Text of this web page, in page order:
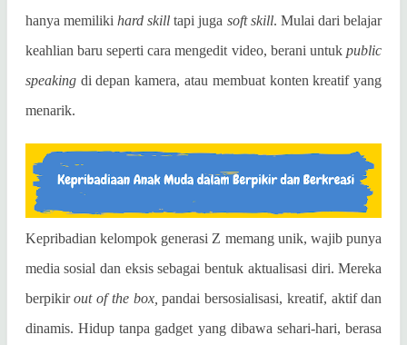
hanya memiliki hard skilltapi juga soft skill. Mulai dari belajar
keahlian baru seperti cara mengedit video, berani untukpublic
speakingdi depan kamera, atau membuat konten kreatif yang
menarik.
Kepribadian kelompok generasi Z memang unik, wajib punya
media sosial dan eksis sebagai bentuk aktualisasi diri. Mereka
berpikirout of the box, pandai bersosialisasi, kreatif, aktif dan
dinamis. Hidup tanpa gadget yang dibawa sehari-hari, berasa